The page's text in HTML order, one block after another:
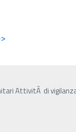
AttivitÃ di